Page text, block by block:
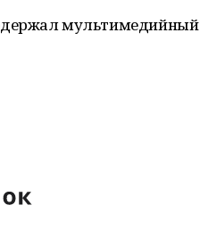
мультимедийный